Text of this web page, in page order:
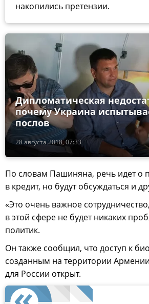
накопились претензии.
28 августа 2018, 07:33
Дипломатическая
почему Украина
послов
По словам Пашиняна, речь идет о
в кредит, но будут обсуждаться и
«Это очень важное
в этой сфере не будет никаких
политик.
Он также сообщил, что доступ к
созданным на территории
для России открыт.